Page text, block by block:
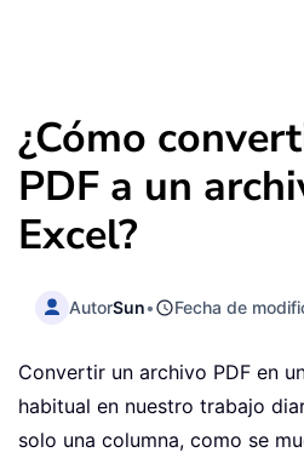
¿Cómo
PDF a un
Excel?
AutorSun• Fecha de
Convertir un archivo PDF en
habitual en nuestro trabajo
solo una columna, como se